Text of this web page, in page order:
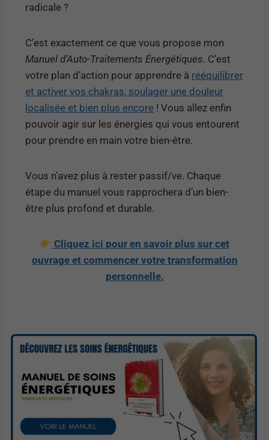
radicale ?
C’est exactement ce que vous propose mon
Manuel d’Auto-Traitements Énergétiques. C’est
votre plan d’action pour apprendre à rééquilibrer
et activer vos chakras, soulager une douleur
localisée et bien plus encore ! Vous allez enfin
pouvoir agir sur les énergies qui vous entourent
pour prendre en main votre bien-être.
Vous n’avez plus à rester passif/ve. Chaque
étape du manuel vous rapprochera d’un bien-
être plus profond et durable.
Cliquez ici pour en savoir plus sur cet
ouvrage et commencer votre transformation
personnelle.